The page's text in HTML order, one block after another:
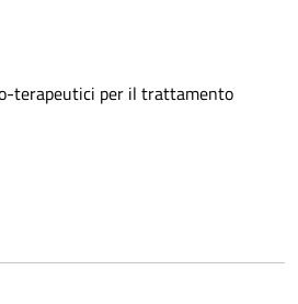
per il trattamento
nei pazienti giovani affetti da
criopreservazione degli
assistita omologa di I e II